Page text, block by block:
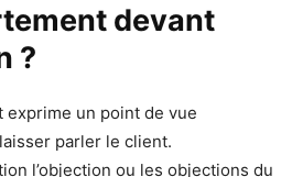
devant
?
un point de vue
parler le client.
l’objection ou les objections du